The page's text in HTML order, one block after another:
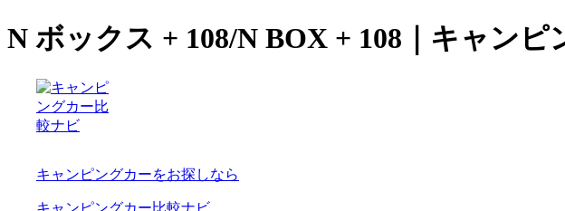
N ボックス + 108/N BOX + 108｜キャン
キャンピングカーをお探しなら
キャンピングカー比較ナビ